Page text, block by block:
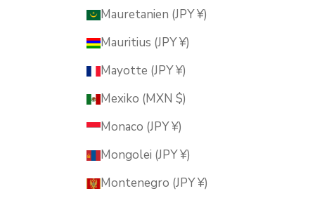
Mauretanien (JPY ¥)
Mauritius (JPY ¥)
Mayotte (JPY ¥)
Mexiko (MXN $)
Monaco (JPY ¥)
Mongolei (JPY ¥)
Montenegro (JPY ¥)